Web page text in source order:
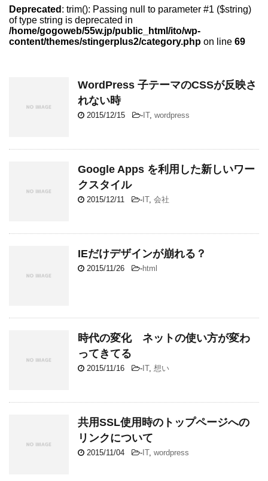
Deprecated : trim(): Passing null to parameter #1 ($string)
of type string is deprecated in
/home/gogoweb/55w.jp/public_html/ito/wp-
content/themes/stingerplus2/category.php on line 69
WordPress 子テーマのCSSが反映さ
れない時
2015/12/15 -IT, wordpress
Google Apps を利用した新しいワー
クスタイル
2015/12/11 -IT, 会社
IEだけデザインが崩れる？
2015/11/26 -html
時代の変化 ネットの使い方が変わ
ってきてる
2015/11/16 -IT, 想い
共用SSL使用時のトップページへの
リンクについて
2015/11/04 -IT, wordpress